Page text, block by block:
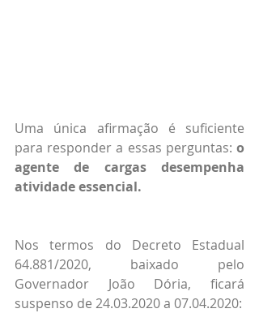
Uma única afirmação é suficiente
para responder a essas perguntas: o
agente de cargas desempenha
atividade essencial.
Nos termos do Decreto Estadual
64.881/2020, baixado pelo
Governador João Dória, ficará
suspenso de 24.03.2020 a 07.04.2020: